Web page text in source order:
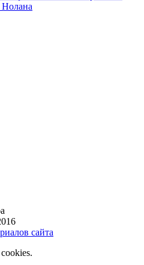
Нолана
сайта